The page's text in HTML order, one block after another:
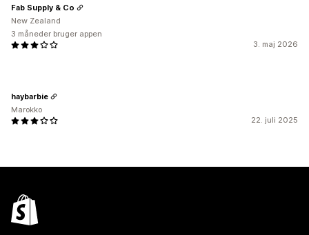
3. maj 2026
Fab Supply & Co
New Zealand
3 måneder bruger appen
22. juli 2025
haybarbie
Marokko